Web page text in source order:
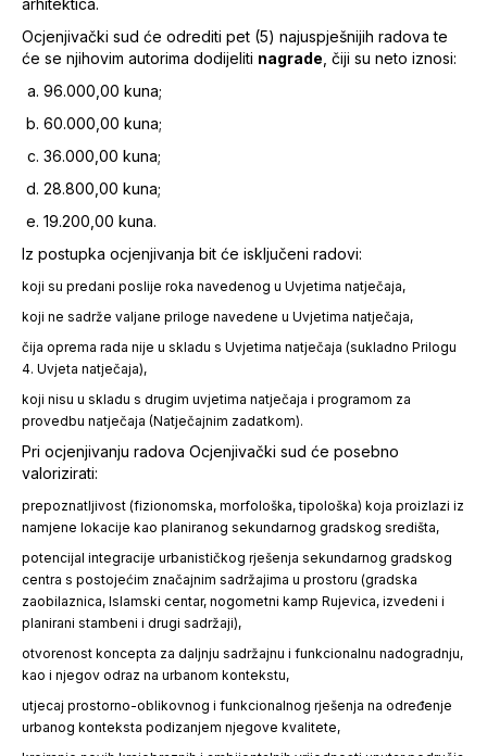
Ocjenjivački sud će odrediti pet (5) najuspješnijih radova te
će se njihovim autorima dodijeliti nagrade , čiji su neto iznosi:
96.000,00 kuna;
60.000,00 kuna;
36.000,00 kuna;
28.800,00 kuna;
19.200,00 kuna.
Iz postupka ocjenjivanja bit će isključeni radovi:
koji su predani poslije roka navedenog u Uvjetima natječaja,
koji ne sadrže valjane priloge navedene u Uvjetima natječaja,
čija oprema rada nije u skladu s Uvjetima natječaja (sukladno Prilogu
4. Uvjeta natječaja),
koji nisu u skladu s drugim uvjetima natječaja i programom za
provedbu natječaja (Natječajnim zadatkom).
Pri ocjenjivanju radova Ocjenjivački sud će posebno
valorizirati:
prepoznatljivost (fizionomska, morfološka, tipološka) koja proizlazi iz
namjene lokacije kao planiranog sekundarnog gradskog središta,
potencijal integracije urbanističkog rješenja sekundarnog gradskog
centra s postojećim značajnim sadržajima u prostoru (gradska
zaobilaznica, Islamski centar, nogometni kamp Rujevica, izvedeni i
planirani stambeni i drugi sadržaji),
otvorenost koncepta za daljnju sadržajnu i funkcionalnu nadogradnju,
kao i njegov odraz na urbanom kontekstu,
utjecaj prostorno-oblikovnog i funkcionalnog rješenja na određenje
urbanog konteksta podizanjem njegove kvalitete,